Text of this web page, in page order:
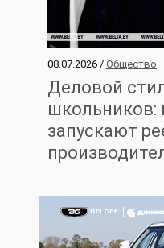
08.07.2026 / Общество
Деловой
школьников:
запускают